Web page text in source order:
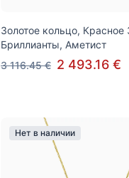
Золотое кольцо, Красное
Бриллианты, Аметист
3 116.45 € 2 493.16 €
Нет в наличии